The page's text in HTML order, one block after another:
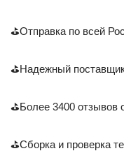
⛳Отправка по всей
⛳Надежный
⛳Более 3400 отзывов
⛳Сборка и проверка